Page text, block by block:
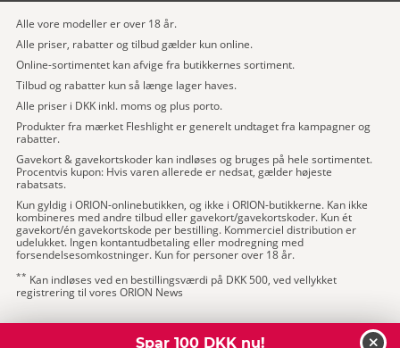
Alle vore modeller er over 18 år.
Alle priser, rabatter og tilbud gælder kun online.
Online-sortimentet kan afvige fra butikkernes sortiment.
Tilbud og rabatter kun så længe lager haves.
Alle priser i DKK inkl. moms og plus porto.
Produkter fra mærket Fleshlight er generelt undtaget fra kampagner og
rabatter.
Gavekort & gavekortskoder kan indløses og bruges på hele sortimentet.
Procentvis kupon: Hvis varen allerede er nedsat, gælder højeste
rabatsats.
Kun gyldig i ORION-onlinebutikken, og ikke i ORION-butikkerne. Kan ikke
kombineres med andre tilbud eller gavekort/gavekortskoder. Kun ét
gavekort/én gavekortskode per bestilling. Kommerciel distribution er
udelukket. Ingen kontantudbetaling eller modregning med
forsendelsesomkostninger. Kun for personer over 18 år.
** Kan indløses ved en bestillingsværdi på DKK 500, ved vellykket
registrering til vores ORION News
Spar 100 DKK nu!